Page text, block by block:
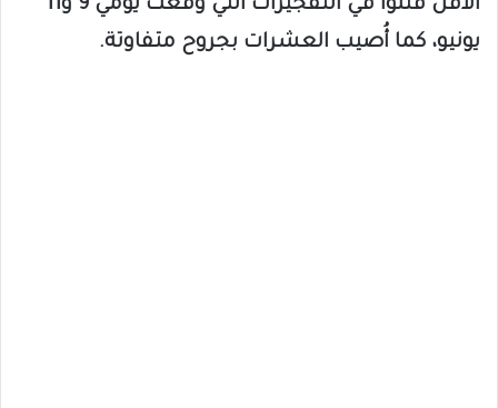
الأقل قُتلوا في التفجيرات التي وقعت يومي 9 و11
يونيو، كما أُصيب العشرات بجروح متفاوتة.